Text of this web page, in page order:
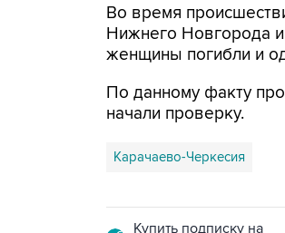
Во время
Нижнего Новгорода и
женщины погибли и
По данному факту
начали проверку.
Карачаево-Черкесия
Купить подписку на